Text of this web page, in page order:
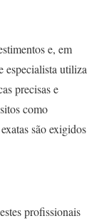
e, em
especialista utiliza
precisas e
como
são exigidos
profissionais